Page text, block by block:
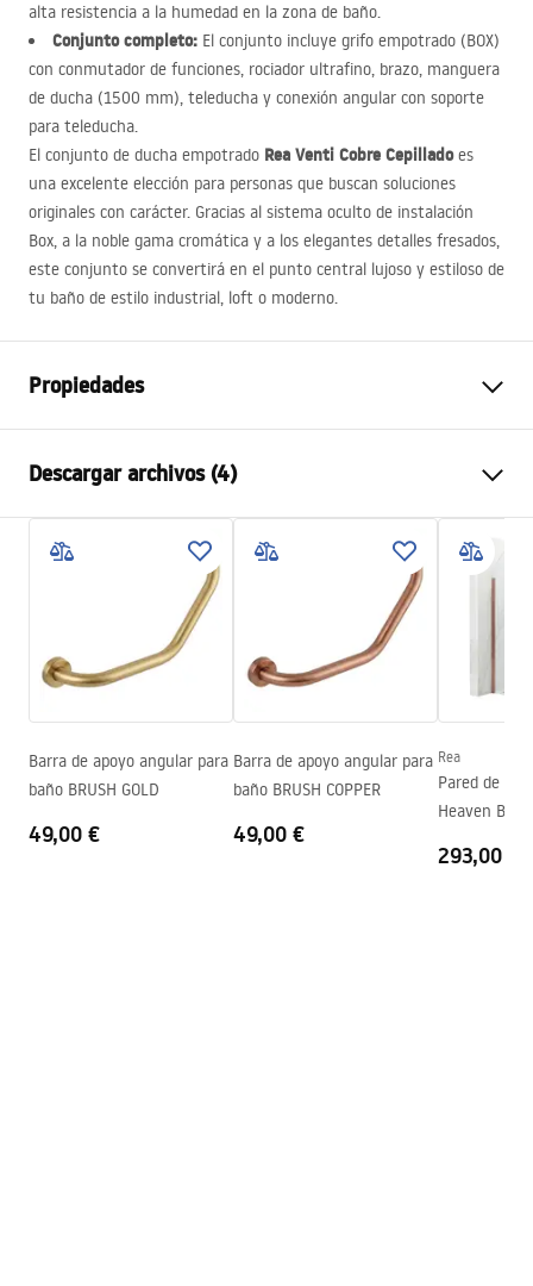
alta resistencia a la humedad en la zona de baño.
Conjunto completo: El conjunto incluye grifo empotrado (BOX)
con conmutador de funciones, rociador ultrafino, brazo, manguera
de ducha (1500 mm), teleducha y conexión angular con soporte
para teleducha.
El conjunto de ducha empotrado Rea Venti Cobre Cepilladoes
una excelente elección para personas que buscan soluciones
originales con carácter. Gracias al sistema oculto de instalación
Box, a la noble gama cromática y a los elegantes detalles fresados,
este conjunto se convertirá en el punto central lujoso y estiloso de
tu baño de estilo industrial, loft o moderno.
Propiedades
Material
Tipo de grifo
Monomando
Método de instalación
Empotrada
Regulación de presión
Sí
Tecnología de recubrimiento
PVD
Garantía
5 años
Descargar archivos (4)
Información de seguridad
Safety_Information_Shower_set.pdf
Condiciones de garantía
Warranty_Terms_and_Conditions_Faucets_-_5.pdf
Instrucciones de montaje
shower_set.pdf
Barra de apoyo angular para
baño BRUSH GOLD
49,00 €
Barra de apoyo angular para
baño BRUSH COPPER
49,00 €
Rea
Pared de la
Heaven
293,00 €